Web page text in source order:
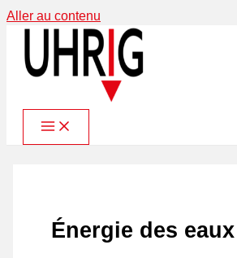
Aller au contenu
Énergie des